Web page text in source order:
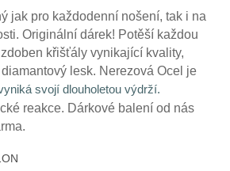
jak pro každodenní nošení, tak i na
Originální dárek! Potěší každou
křišťály vynikající kvality,
lesk. Nerezová Ocel je
svojí dlouholetou výdrží.
reakce. Dárkové balení od nás
SW11ON